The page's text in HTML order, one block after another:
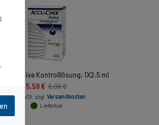
Chek Aviva Kontrolllösung, 1X2.5 ml
5,59 € 6,06 €
inkl. MwSt. zzgl.Versandkosten
Lieferbar